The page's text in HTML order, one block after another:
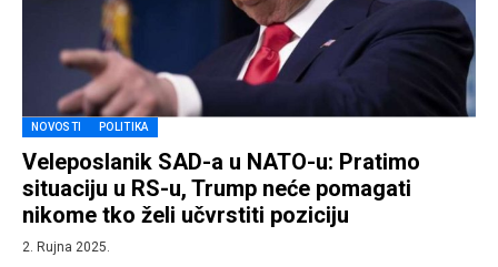
NOVOSTI POLITIKA
Veleposlanik SAD-a u NATO-u: Pratimo
situaciju u RS-u, Trump neće pomagati
nikome tko želi učvrstiti poziciju
2. Rujna 2025.